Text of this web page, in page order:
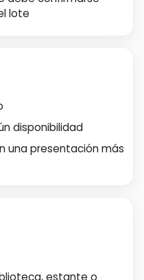
lote
disponibilidad
una presentación más
estante o